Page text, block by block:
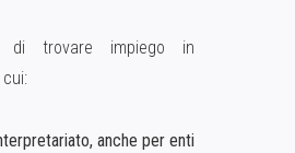
di trovare impiego in
anche per enti